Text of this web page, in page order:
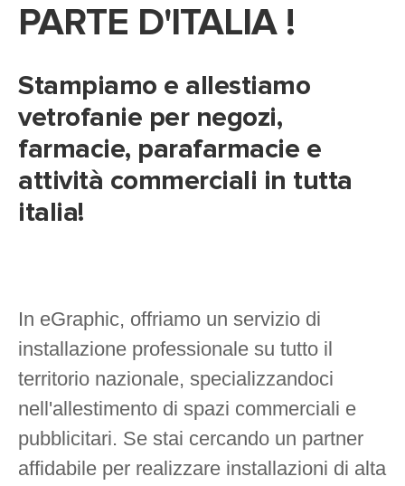
PARTE D'ITALIA !
Stampiamo e allestiamo
vetrofanie per negozi,
farmacie, parafarmacie e
attività commerciali in tutta
italia!
In eGraphic, offriamo un servizio di
installazione professionale su tutto il
territorio nazionale, specializzandoci
nell'allestimento di spazi commerciali e
pubblicitari. Se stai cercando un partner
affidabile per realizzare installazioni di alta